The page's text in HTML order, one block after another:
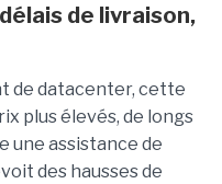
de livraison,
de datacenter, cette
plus élevés, de longs
une assistance de
des hausses de